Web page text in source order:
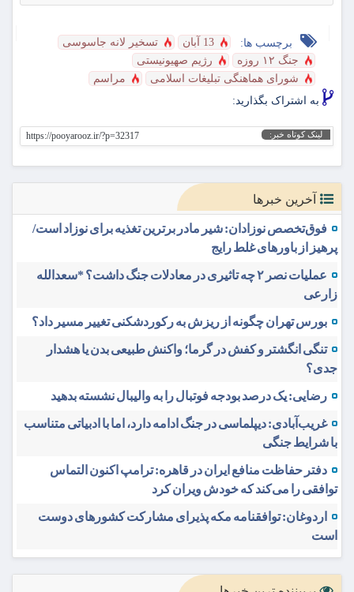
برچسب ها: 13 آبان
تسخیر لانه جاسوسی
جنگ ۱۲ روزه
رژیم صهیونیستی
شورای هماهنگی تبلیغات اسلامی
مراسم
به اشتراک بگذارید:
لینک کوتاه خبر: https://pooyarooz.ir/?p=32317
آخرین خبرها
فوق‌تخصص نوزادان: شیر مادر برترین تغذیه برای نوزاد است/
پرهیز از باورهای غلط رایج
عملیات نصر ۲ چه تاثیری در معادلات جنگ داشت؟ *سعدالله
زارعی
بورس تهران چگونه از ریزش به رکوردشکنی تغییر مسیر داد؟
تنگی انگشتر و کفش در گرما؛ واکنش طبیعی بدن یا هشدار
جدی؟
رضایی: یک درصد بودجه فوتبال را به والیبال نشسته بدهید
غریب‌آبادی: دیپلماسی در جنگ ادامه دارد، اما با ادبیاتی متناسب
با شرایط جنگی
دفتر حفاظت منافع ایران در قاهره: ترامپ اکنون التماس
توافقی را می‌کند که خودش ویران کرد
اردوغان: توافقنامه مکه پذیرای مشارکت کشورهای دوست
است